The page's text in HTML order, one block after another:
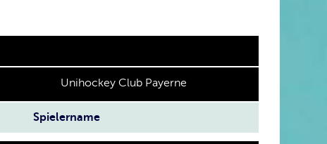
Unihockey Club Payerne
Spielername